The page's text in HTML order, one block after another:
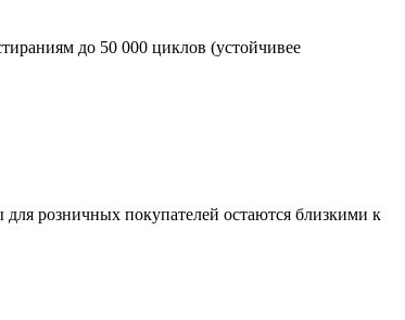
до 50 000 циклов (устойчивее
розничных покупателей остаются близкими к